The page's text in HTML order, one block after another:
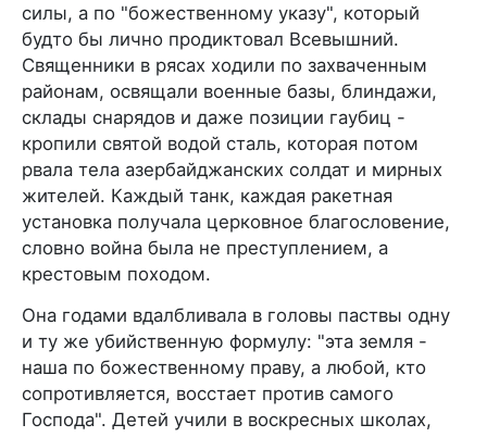
силы, а по "божественному указу", который
будто бы лично продиктовал Всевышний.
Священники в рясах ходили по захваченным
районам, освящали военные базы, блиндажи,
склады снарядов и даже позиции гаубиц -
кропили святой водой сталь, которая потом
рвала тела азербайджанских солдат и мирных
жителей. Каждый танк, каждая ракетная
установка получала церковное благословение,
словно война была не преступлением, а
крестовым походом.
Она годами вдалбливала в головы паствы одну
и ту же убийственную формулу: "эта земля -
наша по божественному праву, а любой, кто
сопротивляется, восстает против самого
Господа". Детей учили в воскресных школах,